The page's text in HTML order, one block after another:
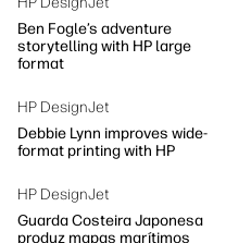
Ben Fogle’s adventure
storytelling with HP large
format
HP DesignJet
Debbie Lynn improves wide-
format printing with HP
HP DesignJet
Guarda Costeira Japonesa
produz mapas marítimos